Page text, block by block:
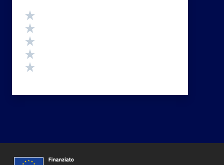
Valutazione